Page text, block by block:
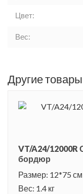
Цвет:
Вес:
Другие
VT/A24/12000R
бордюр
Размер: 12*75 см
Вес: 1.4 кг